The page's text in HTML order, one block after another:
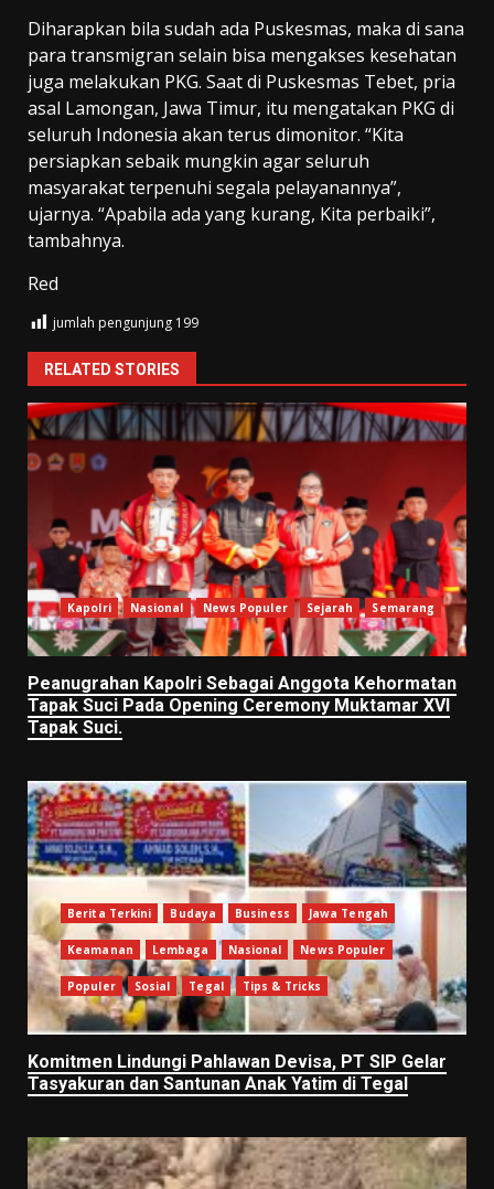
Diharapkan bila sudah ada Puskesmas, maka di sana
para transmigran selain bisa mengakses kesehatan
juga melakukan PKG. Saat di Puskesmas Tebet, pria
asal Lamongan, Jawa Timur, itu mengatakan PKG di
seluruh Indonesia akan terus dimonitor. “Kita
persiapkan sebaik mungkin agar seluruh
masyarakat terpenuhi segala pelayanannya”,
ujarnya. “Apabila ada yang kurang, Kita perbaiki”,
tambahnya.
Red
jumlah pengunjung 199
RELATED STORIES
Kapolri Nasional News Populer Sejarah Semarang
Peanugrahan Kapolri Sebagai Anggota Kehormatan
Tapak Suci Pada Opening Ceremony Muktamar XVI
Tapak Suci.
Berita Terkini Budaya Business Jawa Tengah
Keamanan Lembaga Nasional News Populer
Populer Sosial Tegal Tips & Tricks
Komitmen Lindungi Pahlawan Devisa, PT SIP Gelar
Tasyakuran dan Santunan Anak Yatim di Tegal